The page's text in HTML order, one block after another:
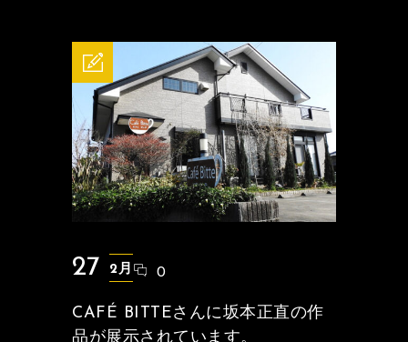
27 2月 0
CAFÉ BITTEさんに坂本正直の作
品が展示されています。